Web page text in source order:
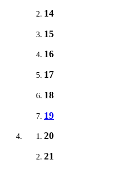
14
15
16
17
18
19
20
21